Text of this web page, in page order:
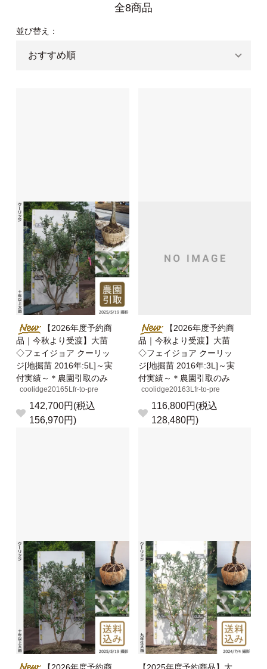
全8商品
並び替え：
【2026年度予約商
品｜今秋より受渡】大苗
◇フェイジョア クーリッ
ジ[地掘苗 2016年:5L]～実
付実績～＊農園引取のみ
coolidge20165Lfr-to-pre
142,700円(税込
156,970円)
【2026年度予約商
品｜今秋より受渡】大苗
◇フェイジョア クーリッ
ジ[地掘苗 2016年:3L]～実
付実績～＊農園引取のみ
coolidge20163Lfr-to-pre
116,800円(税込
128,480円)